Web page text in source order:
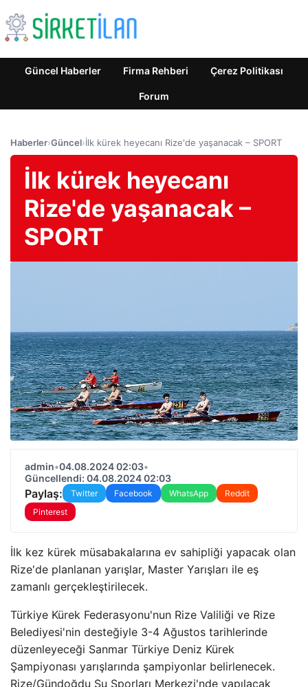
Güncel Haberler Firma Rehberi Çerez Politikası
Forum
Haberler›Güncel›İlk kürek heyecanı Rize'de yaşanacak – SPORT
İlk kürek heyecanı
Rize'de yaşanacak –
SPORT
admin•04.08.2024 02:03•
Güncellendi: 04.08.2024 02:03
Paylaş: Twitter Facebook WhatsApp
Reddit
Pinterest
İlk kez kürek müsabakalarına ev sahipliği yapacak olan
Rize'de planlanan yarışlar, Master Yarışları ile eş
zamanlı gerçekleştirilecek.
Türkiye Kürek Federasyonu'nun Rize Valiliği ve Rize
Belediyesi'nin desteğiyle 3-4 Ağustos tarihlerinde
düzenleyeceği Sanmar Türkiye Deniz Kürek
Şampiyonası yarışlarında şampiyonlar belirlenecek.
Rize/Gündoğdu Su Sporları Merkezi'nde yapılacak